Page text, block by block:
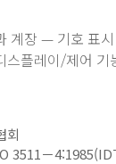
계장 — 기호 표
스플레이/제어 기
회
3511－